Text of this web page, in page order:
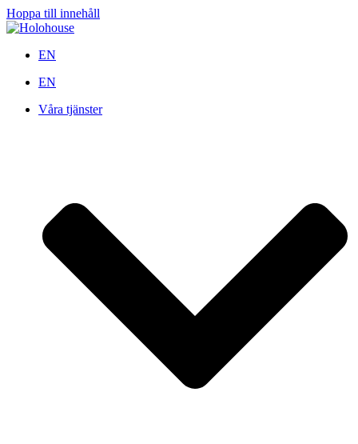
Hoppa till innehåll
EN
EN
Våra tjänster